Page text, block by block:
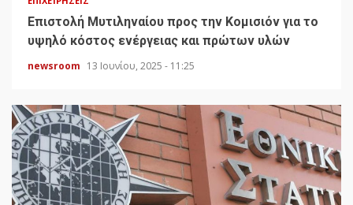
Επιστολή Μυτιληναίου προς την Κομισιόν για το
υψηλό κόστος ενέργειας και πρώτων υλών
newsroom 13 Ιουνίου, 2025 - 11:25